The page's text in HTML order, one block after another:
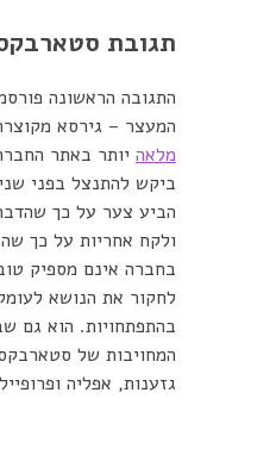
תגובת
התגובה הראשונה
המעצר – גירסא
מלאה יותר באתר
ביקש להתנצל בפני
הביע צער על כך
ולקח אחריות על כך
בחברה אינם מספיק
לחקור את הנושא
בהתפתחויות. הוא גם
המחויבות של
גזענות, אפליה